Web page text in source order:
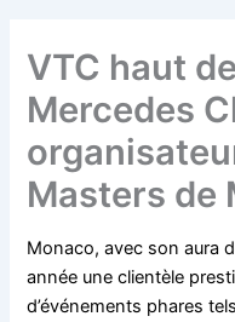
VTC haut
Mercedes
Masters de
Monaco, avec son aura
année une clientèle
d’événements phares